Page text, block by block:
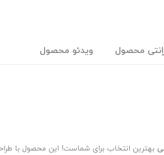
محصول ویدئو محصول
بهترین انتخاب برای شماست! این محصول با